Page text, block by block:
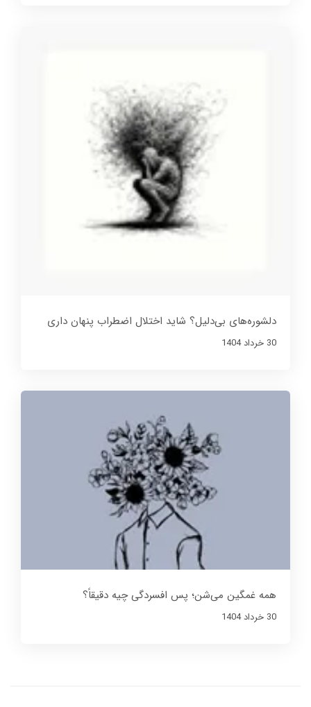
دلشوره‌های بی‌دلیل؟ شاید اختلال اضطراب پنهان داری
30 خرداد 1404
همه غمگین می‌شن؛ پس افسردگی چیه دقیقاً؟
30 خرداد 1404